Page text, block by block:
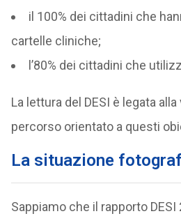
il 100% dei cittadini che
cartelle cliniche;
l’80% dei cittadini che
La lettura del DESI è legata
percorso orientato a questi
La situazione
Sappiamo che il rapporto